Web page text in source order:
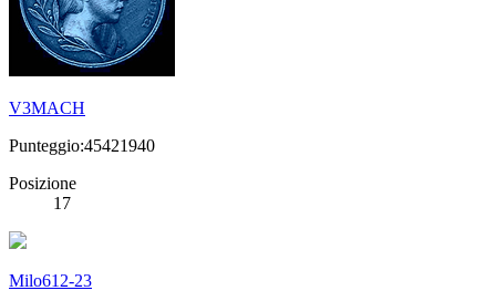
V3MACH
Punteggio:45421940
Posizione
17
Milo612-23